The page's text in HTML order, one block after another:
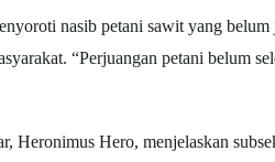
nasib petani sawit yang
“Perjuangan petani belum
Heronimus Hero, menjelaskan